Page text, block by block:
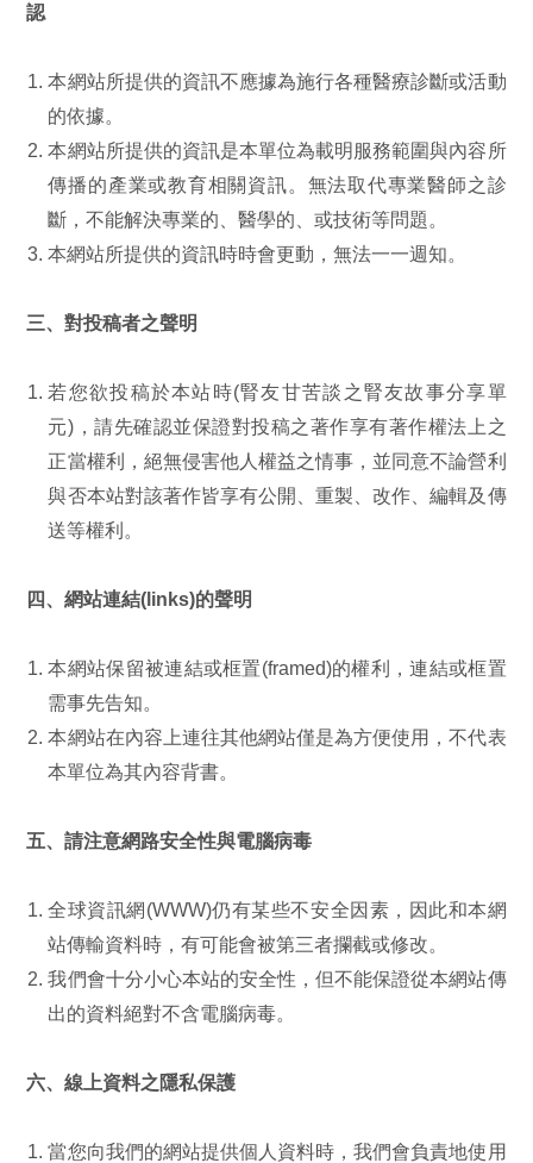
認
本網站所提供的資訊不應據為施行各種醫療診斷或活動
的依據。
本網站所提供的資訊是本單位為載明服務範圍與內容所
傳播的產業或教育相關資訊。無法取代專業醫師之診
斷，不能解決專業的、醫學的、或技術等問題。
本網站所提供的資訊時時會更動，無法一一週知。
三、對投稿者之聲明
若您欲投稿於本站時(腎友甘苦談之腎友故事分享單
元)，請先確認並保證對投稿之著作享有著作權法上之
正當權利，絕無侵害他人權益之情事，並同意不論營利
與否本站對該著作皆享有公開、重製、改作、編輯及傳
送等權利。
四、網站連結(links)的聲明
本網站保留被連結或框置(framed)的權利，連結或框置
需事先告知。
本網站在內容上連往其他網站僅是為方便使用，不代表
本單位為其內容背書。
五、請注意網路安全性與電腦病毒
全球資訊網(WWW)仍有某些不安全因素，因此和本網
站傳輸資料時，有可能會被第三者攔截或修改。
我們會十分小心本站的安全性，但不能保證從本網站傳
出的資料絕對不含電腦病毒。
六、線上資料之隱私保護
當您向我們的網站提供個人資料時，我們會負責地使用